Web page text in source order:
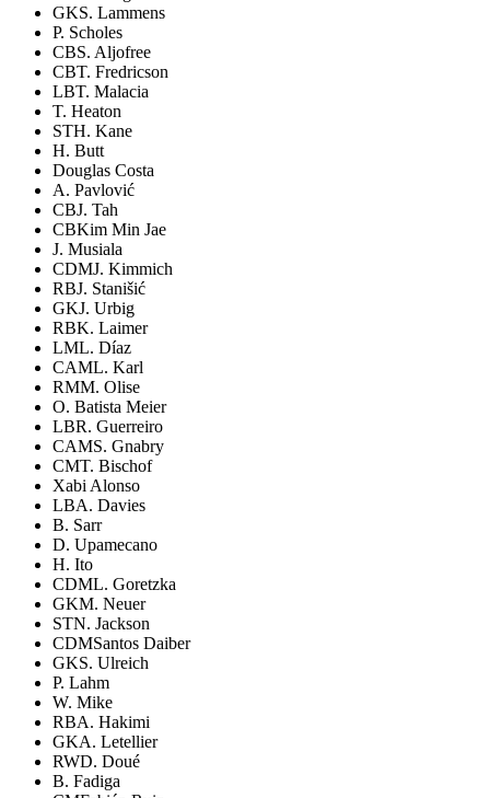
GKS. Lammens
P. Scholes
CBS. Aljofree
CBT. Fredricson
LBT. Malacia
T. Heaton
STH. Kane
H. Butt
Douglas Costa
A. Pavlović
CBJ. Tah
CBKim Min Jae
J. Musiala
CDMJ. Kimmich
RBJ. Stanišić
GKJ. Urbig
RBK. Laimer
LML. Díaz
CAML. Karl
RMM. Olise
O. Batista Meier
LBR. Guerreiro
CAMS. Gnabry
CMT. Bischof
Xabi Alonso
LBA. Davies
B. Sarr
D. Upamecano
H. Ito
CDML. Goretzka
GKM. Neuer
STN. Jackson
CDMSantos Daiber
GKS. Ulreich
P. Lahm
W. Mike
RBA. Hakimi
GKA. Letellier
RWD. Doué
B. Fadiga